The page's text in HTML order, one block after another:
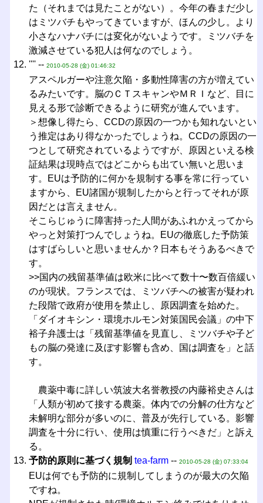
た（それまでは見たことがない）。今年の春まだ少し
はミツバチもやってきていますが、ほんの少し。より
小さなハナバチには変化がないようです。ミツバチを
激減させている犯人は何なのでしょう。
'''' -- 2010-05-28 (金) 01:46:32
アスペルガーや注意欠陥・多動性障害の方が増えてい
るみたいです。脳のＣＴスキャンやＭＲＩなど、目に
見える形で診断できるように研究が進んでいます。
＞想像し得たら、CCDの原因の一つかも知れないとい
う推定はあり得なかったでしょうね。CCDの原因の一
つとして研究されているようですが、原因といえる検
証結果は現時点ではどこからも出てい無いと思いま
す。EUは予防的に何かを規制する事を常に行ってい
ますから、EU諸国が規制したからと行ってそれが原
因だとは言えません。
そこらじゅうに障害持った人間があふれかえってから
やっと対策打つんでしょうね。EUの徹底した予防策
はすばらしいと思いませんか？日本もそうあるべきで
す。
>>国内の残留基準値は欧米に比べて数十〜数百倍緩い
のが現状。フランスでは、ミツバチへの被害が疑われ
た段階で政府が使用を禁止し、原因調査を始めた。
「ダイオキシン・環境ホルモン対策国民会議」の中下
裕子弁護士は「残留基準値を見直し、ミツバチや子ど
もの脳の発達に及ぼす影響も含め、国は調査を」と話
す。
農薬中毒に詳しい筑波大名誉教授の内藤裕史さんは
「人類が初めて接する農薬。体内での分解の仕方など
未解明な部分が多いのに、普及が先行している。影響
調査を十分に行い、使用は慎重に行うべきだ」と訴え
る。
予防的原則に基づく規制 tea-farm-- 2010-05-28 (金) 07:33:04
EUは何でも予防的に規制してしまうのが最大の欠陥
ですね。